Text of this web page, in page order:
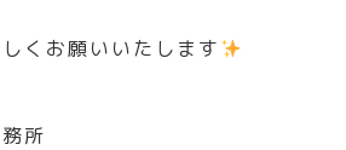
くお願いいたします
所